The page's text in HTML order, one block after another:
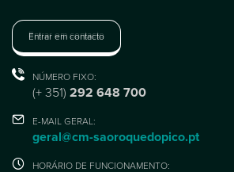
Entrar em contacto
NÚMERO FIXO:
(+ 351) 292 648 700
E-MAIL GERAL:
geral@cm-saoroquedopico.pt
HORÁRIO DE FUNCIONAMENTO: